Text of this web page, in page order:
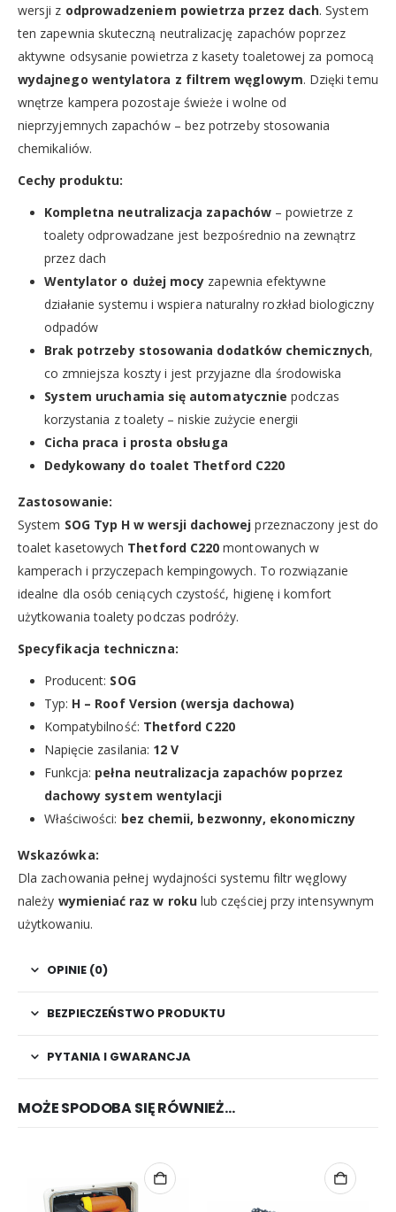
wersji z odprowadzeniem powietrza przez dach. System
ten zapewnia skuteczną neutralizację zapachów poprzez
aktywne odsysanie powietrza z kasety toaletowej za pomocą
wydajnego wentylatora z filtrem węglowym. Dzięki temu
wnętrze kampera pozostaje świeże i wolne od
nieprzyjemnych zapachów – bez potrzeby stosowania
chemikaliów.
Cechy produktu:
Kompletna neutralizacja zapachów– powietrze z
toalety odprowadzane jest bezpośrednio na zewnątrz
przez dach
Wentylator o dużej mocy zapewnia efektywne
działanie systemu i wspiera naturalny rozkład biologiczny
odpadów
Brak potrzeby stosowania dodatków chemicznych,
co zmniejsza koszty i jest przyjazne dla środowiska
System uruchamia się automatycznie podczas
korzystania z toalety – niskie zużycie energii
Cicha praca i prosta obsługa
Dedykowany do toalet Thetford C220
Zastosowanie:
System SOG Typ H w wersji dachowej przeznaczony jest do
toalet kasetowych Thetford C220 montowanych w
kamperach i przyczepach kempingowych. To rozwiązanie
idealne dla osób ceniących czystość, higienę i komfort
użytkowania toalety podczas podróży.
Specyfikacja techniczna:
Producent: SOG
Typ: H – Roof Version (wersja dachowa)
Kompatybilność: Thetford C220
Napięcie zasilania: 12 V
Funkcja: pełna neutralizacja zapachów poprzez
dachowy system wentylacji
Właściwości: bez chemii, bezwonny, ekonomiczny
Wskazówka:
Dla zachowania pełnej wydajności systemu filtr węglowy
należy wymieniać raz w rokulub częściej przy intensywnym
użytkowaniu.
OPINIE (0)
BEZPIECZEŃSTWO PRODUKTU
PYTANIA I GWARANCJA
MOŻE SPODOBA SIĘ RÓWNIEŻ…